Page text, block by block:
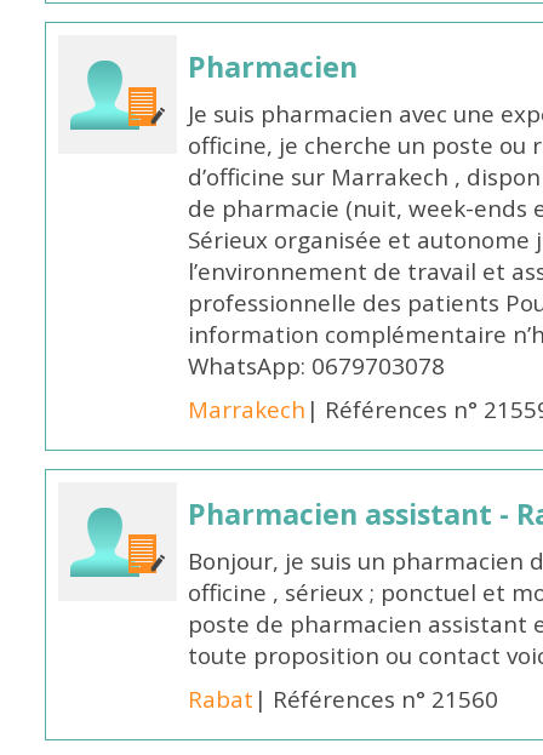
Pharmacien
Je suis pharmacien avec une
officine, je cherche un poste
d’officine sur Marrakech ,
de pharmacie (nuit, week-ends
Sérieux organisée et autonome
l’environnement de travail et
professionnelle des patients
information complémentaire
WhatsApp: 0679703078
Marrakech | Références n°
Pharmacien assistant -
Bonjour, je suis un pharmacien
officine , sérieux ; ponctuel et
poste de pharmacien
toute proposition ou contact
Rabat | Références n° 21560